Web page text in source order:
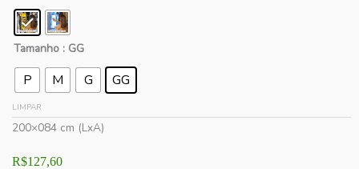
Tamanho : GG
P M G GG
LIMPAR
200×084 cm (LxA)
R$127,60